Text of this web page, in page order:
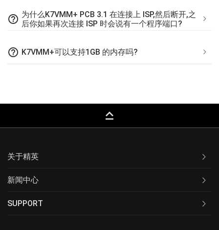
help_outline 为什么K7VMM+ PCB 3.1 在连接上 ISP,然后断开,之
后你如果再次连接 ISP 时会说有一个程序端口?
help_outline K7VMM+可以支持1GB 的内存吗?
keyboard_capslock
关于精英
新闻中心
SUPPORT